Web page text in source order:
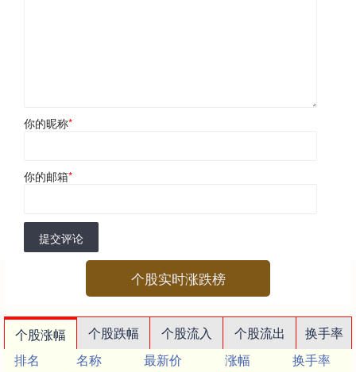
你的昵称*
你的邮箱*
提交评论
个股实时涨跌榜
个股涨幅 个股跌幅 个股流入 个股流出
换手率
排名
名称 最新价 涨幅
换手率